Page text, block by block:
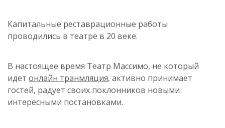
Капитальные реставрационные работы
проводились в театре в 20 веке.
В настоящее время Театр Массимо, не который
идет онлайн транмляция, активно принимает
гостей, радует своих поклонников новыми
интересными постановками.